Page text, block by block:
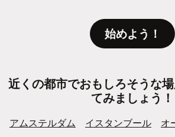
始めよう！
近くの都市でおもしろそうな
てみましょう！
アムステルダム イスタンブール オ